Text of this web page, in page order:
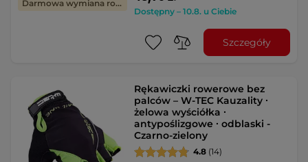
Darmowa wymiana rozmiaru
Dostępny – 10.8. u Ciebie
Szczegóły
Rękawiczki rowerowe bez
palców – W-TEC Kauzality ∙
żelowa wyściółka ∙
antypoślizgowe ∙ odblaski -
Czarno-zielony
4.8 (14)